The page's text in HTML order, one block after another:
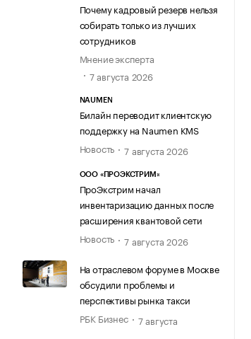
Почему кадровый резерв нельзя
собирать только из лучших
сотрудников
Мнение эксперта
7 августа 2026
NAUMEN
Билайн переводит клиентскую
поддержку на Naumen KMS
Новость
7 августа 2026
ООО «ПРОЭКСТРИМ»
ПроЭкстрим начал
инвентаризацию данных после
расширения квантовой сети
Новость
7 августа 2026
На отраслевом форуме в Москве
обсудили проблемы и
перспективы рынка такси
РБК Бизнес
7 августа